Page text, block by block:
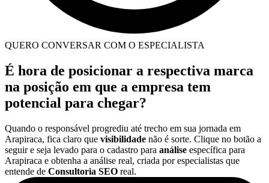
QUERO CONVERSAR COM O ESPECIALISTA
É hora de posicionar a respectiva marca
na posição em que a empresa tem
potencial para chegar?
Quando o responsável progrediu até trecho em sua jornada em
Arapiraca, fica claro que visibilidade não é sorte. Clique no botão a
seguir e seja levado para o cadastro para análise específica para
Arapiraca e obtenha a análise real, criada por especialistas que
entende de Consultoria SEO real.